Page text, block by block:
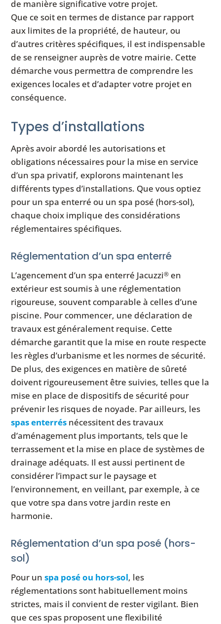
de manière significative votre projet.
Que ce soit en termes de distance par rapport
aux limites de la propriété, de hauteur, ou
d’autres critères spécifiques, il est indispensable
de se renseigner auprès de votre mairie. Cette
démarche vous permettra de comprendre les
exigences locales et d’adapter votre projet en
conséquence.
Types d’installations
Après avoir abordé les autorisations et
obligations nécessaires pour la mise en service
d’un spa privatif, explorons maintenant les
différents types d’installations. Que vous optiez
pour un spa enterré ou un spa posé (hors-sol),
chaque choix implique des considérations
réglementaires spécifiques.
Réglementation d’un spa enterré
L’agencement d’un spa enterré Jacuzzi® en
extérieur est soumis à une réglementation
rigoureuse, souvent comparable à celles d’une
piscine. Pour commencer, une déclaration de
travaux est généralement requise. Cette
démarche garantit que la mise en route respecte
les règles d’urbanisme et les normes de sécurité.
De plus, des exigences en matière de sûreté
doivent rigoureusement être suivies, telles que la
mise en place de dispositifs de sécurité pour
prévenir les risques de noyade. Par ailleurs, les
spas enterrés nécessitent des travaux
d’aménagement plus importants, tels que le
terrassement et la mise en place de systèmes de
drainage adéquats. Il est aussi pertinent de
considérer l’impact sur le paysage et
l’environnement, en veillant, par exemple, à ce
que votre spa dans votre jardin reste en
harmonie.
Réglementation d’un spa posé (hors-
sol)
Pour unspa posé ou hors-sol, les
réglementations sont habituellement moins
strictes, mais il convient de rester vigilant. Bien
que ces spas proposent une flexibilité